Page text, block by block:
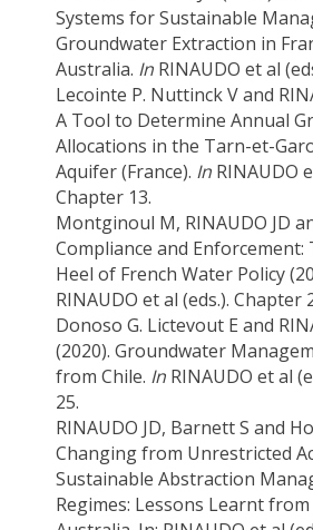
Systems for Sustainable
Groundwater Extraction in
Australia. In RINAUDO et al
Lecointe P. Nuttinck V and
A Tool to Determine Annual
Allocations in the Tarn-et-
Aquifer (France). In RINAUDO
Chapter 13.
Montginoul M, RINAUDO JD
Compliance and Enforcement:
Heel of French Water Policy
RINAUDO et al (eds.). Chapter
Donoso G. Lictevout E and
(2020). Groundwater
from Chile. In RINAUDO et al
25.
RINAUDO JD, Barnett S and
Changing from Unrestricted
Sustainable Abstraction
Regimes: Lessons Learnt from